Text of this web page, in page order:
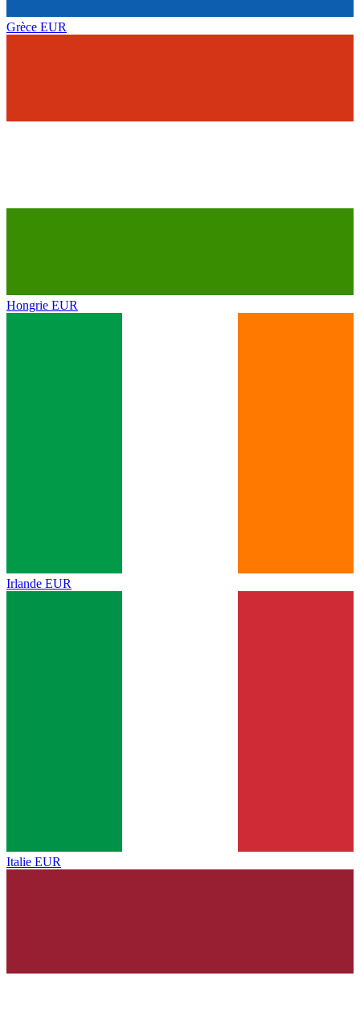
Grèce EUR
Hongrie EUR
Irlande EUR
Italie EUR